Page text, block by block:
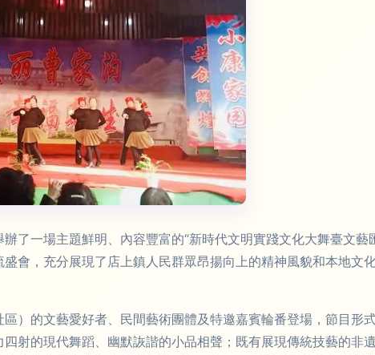
了一場主題鮮明、內容豐富的“新時代文明實踐文化大舞臺文藝
會，充分展現了店上鎮人民群眾昂揚向上的精神風貌和本地文
）的文藝愛好者、民間藝術團體及特邀嘉賓輪番登場，節目形
射的現代舞蹈、幽默詼諧的小品相聲；既有展現傳統技藝的非